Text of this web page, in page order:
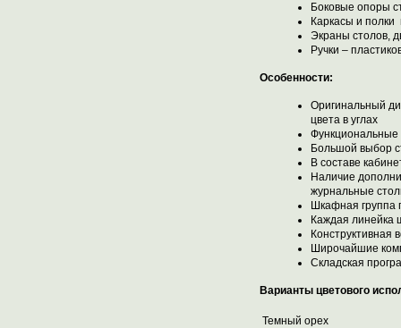
Боковые опоры
Каркасы и
Экраны столов,
Ручки –
Особенности:
Оригинальный
цвета в углах
Функциональные
Большой выбор
В составе
Наличие
журнальные
Шкафная группа
Каждая линейка
Конструктивная
Широчайшие
Складская
Варианты цветового
Темный орех